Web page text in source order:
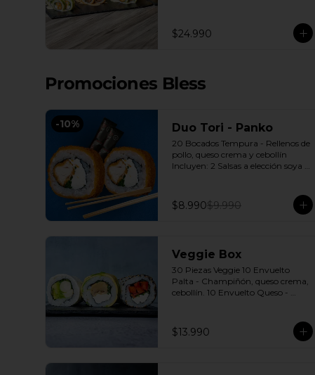
Bless + 3 palitos
$24.990
Promociones Bless
-10% Duo Tori - Panko
20 Bocados Tempura - Rellenos de
pollo, queso crema y cebollín
Incluyen: 2 Salsas a elección soya o
$8.990$9.990
Veggie Box
30 Piezas Veggie 10 Envuelto
Palta - Champiñón, queso crema,
cebollín. 10 Envuelto Queso -
queso crema, cebollín. Incluye: 3
Salsas a elección soya o agridulce
$13.990